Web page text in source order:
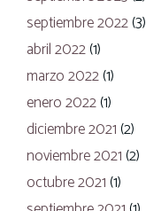
septiembre 2022(3)
abril 2022(1)
marzo 2022(1)
enero 2022(1)
diciembre 2021 (2)
noviembre 2021 (2)
octubre 2021 (1)